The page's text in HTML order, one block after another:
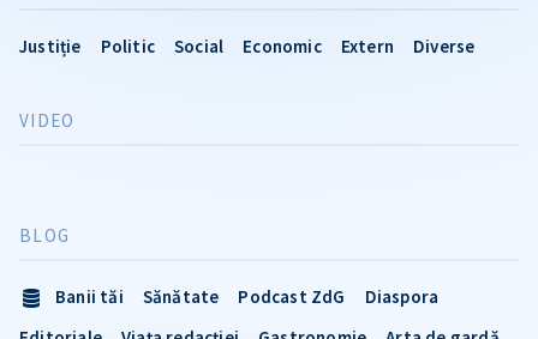
Justiție Politic Social Economic Extern Diverse
VIDEO
BLOG
Banii tăi Sănătate Podcast ZdG
Diaspora